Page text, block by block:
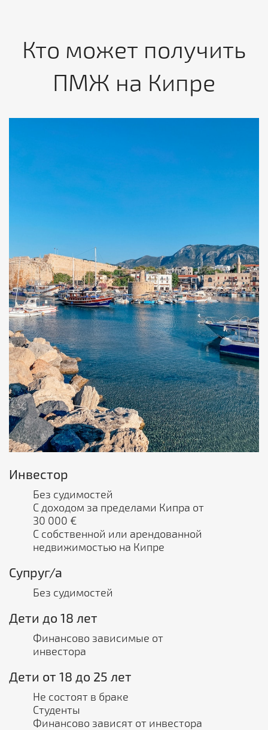
Кто может получить
ПМЖ на Кипре
Инвестор
Без судимостей
С доходом за пределами Кипра от
30 000 €
С собственной или арендованной
недвижимостью на Кипре
Супруг/а
Без судимостей
Дети до 18 лет
Финансово зависимые от
инвестора
Дети от 18 до 25 лет
Не состоят в браке
Студенты
Финансово зависят от инвестора